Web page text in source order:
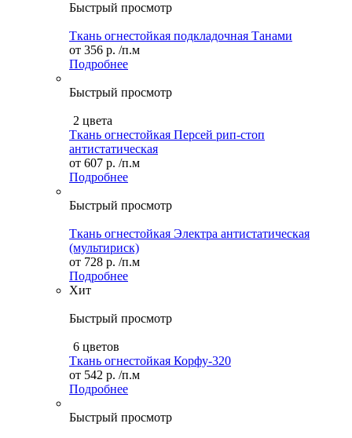
Быстрый просмотр
Ткань огнестойкая подкладочная Танами
от 356 р. /п.м
Подробнее
Быстрый просмотр
2 цвета
Ткань огнестойкая Персей рип-стоп
антистатическая
от 607 р. /п.м
Подробнее
Быстрый просмотр
Ткань огнестойкая Электра антистатическая
(мультириск)
от 728 р. /п.м
Подробнее
Хит
Быстрый просмотр
6 цветов
Ткань огнестойкая Корфу-320
от 542 р. /п.м
Подробнее
Быстрый просмотр